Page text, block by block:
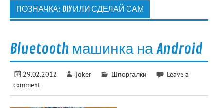
ПОЗНАЧКА: DIY ИЛИ СДЕЛАЙ САМ
Bluetooth машинка на Android
29.02.2012 joker Шпоргалки
Leave a
comment